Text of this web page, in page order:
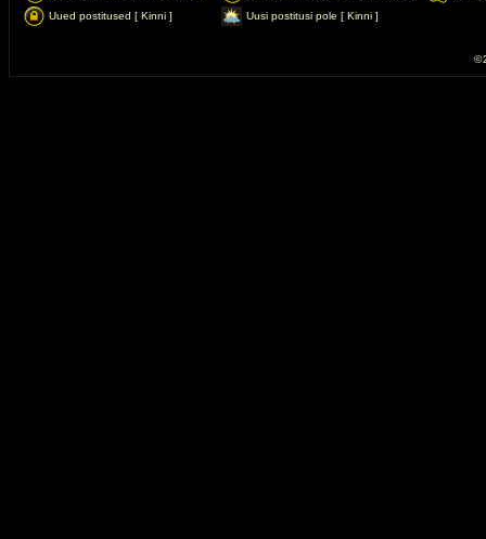
Uued postitused [ Kinni ]
Uusi postitusi pole [ Kinni ]
©